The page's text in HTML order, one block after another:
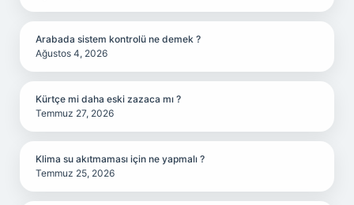
Arabada sistem kontrolü ne demek ?
Ağustos 4, 2026
Kürtçe mi daha eski zazaca mı ?
Temmuz 27, 2026
Klima su akıtmaması için ne yapmalı ?
Temmuz 25, 2026